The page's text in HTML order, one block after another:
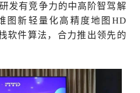
发有竞争力的中高阶智驾解
图新轻量化高精度地图HD
软件算法，合力推出领先的